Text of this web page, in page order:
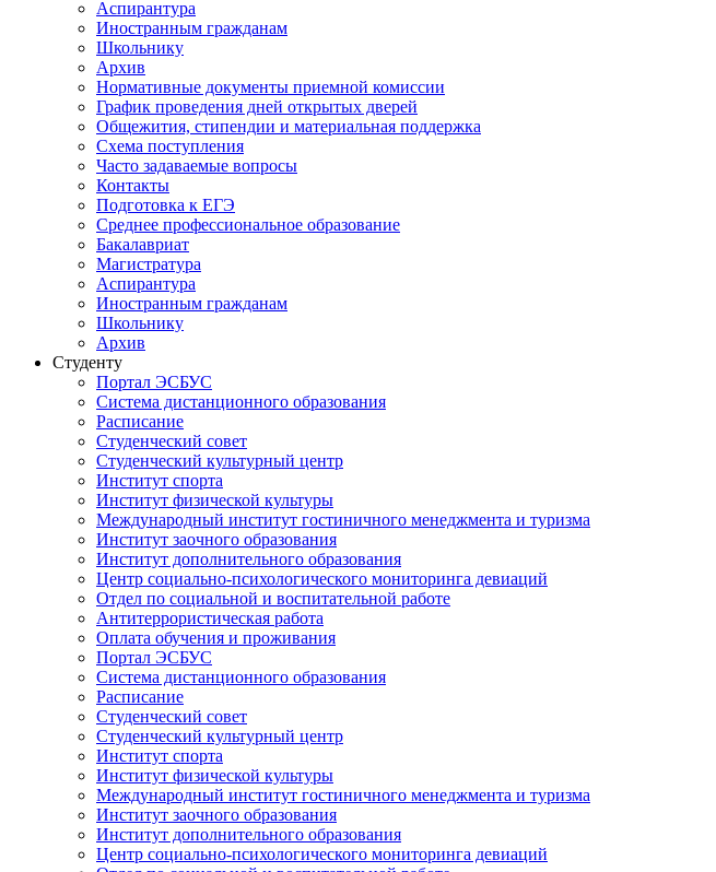
Аспирантура
Иностранным гражданам
Школьнику
Архив
Нормативные документы приемной комиссии
График проведения дней открытых дверей
Общежития, стипендии и материальная поддержка
Схема поступления
Часто задаваемые вопросы
Контакты
Подготовка к ЕГЭ
Среднее профессиональное образование
Бакалавриат
Магистратура
Аспирантура
Иностранным гражданам
Школьнику
Архив
Студенту
Портал ЭСБУС
Система дистанционного образования
Расписание
Студенческий совет
Студенческий культурный центр
Институт спорта
Институт физической культуры
Международный институт гостиничного менеджмента и туризма
Институт заочного образования
Институт дополнительного образования
Центр социально-психологического мониторинга девиаций
Отдел по социальной и воспитательной работе
Антитеррористическая работа
Оплата обучения и проживания
Портал ЭСБУС
Система дистанционного образования
Расписание
Студенческий совет
Студенческий культурный центр
Институт спорта
Институт физической культуры
Международный институт гостиничного менеджмента и туризма
Институт заочного образования
Институт дополнительного образования
Центр социально-психологического мониторинга девиаций